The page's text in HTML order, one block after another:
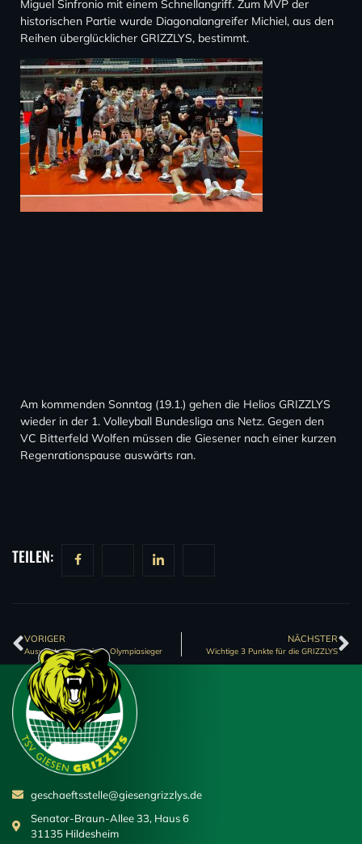
Miguel Sinfronio mit einem Schnellangriff. Zum MVP der
historischen Partie wurde Diagonalangreifer Michiel, aus den
Reihen überglücklicher GRIZZLYS, bestimmt.
Am kommenden Sonntag (19.1.) gehen die Helios GRIZZLYS
wieder in der 1. Volleyball Bundesliga ans Netz. Gegen den
VC Bitterfeld Wolfen müssen die Giesener nach einer kurzen
Regenrationspause auswärts ran.
TEILEN:
VORIGER
Auswärts gegen einen Olympiasieger
NÄCHSTER
Wichtige 3 Punkte für die GRIZZLYS
geschaeftsstelle@giesengrizzlys.de
Senator-Braun-Allee 33, Haus 6
31135 Hildesheim